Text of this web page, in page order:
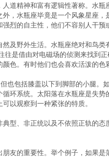
道精神和富有逻辑性著称。水
，水瓶座毕竟是一个风象星座
烈的自主性，他们不容别人干预
及野外生活。水瓶座绝对和鸟
是借由对电磁场的侦测来找到
色。有时他们也会喜欢活泼的色
也包括膝盖以下到脚部的小腿。
环系统。太阳落在水瓶座是失
以观察到一种紧张的特质。
型、非正统以及不依照正轨的
友的重要性。举个例子，如果